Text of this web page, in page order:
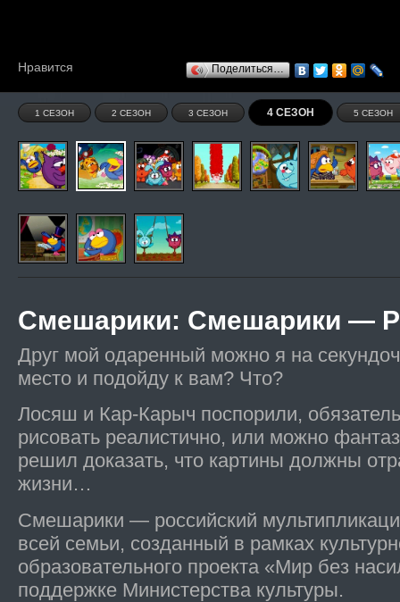
Нравится Поделиться…
1 СЕЗОН 2 СЕЗОН 3 СЕЗОН 4 СЕЗОН 5 СЕЗОН
Смешарики: Смешарики —
Друг мой одаренный можно я на
место и подойду к вам? Что?
Лосяш и Кар-Карыч поспорили,
рисовать реалистично, или можно
решил доказать, что картины должны
жизни…
Смешарики — российский
всей семьи, созданный в рамках
образовательного проекта «Мир без
поддержке Министерства культуры.